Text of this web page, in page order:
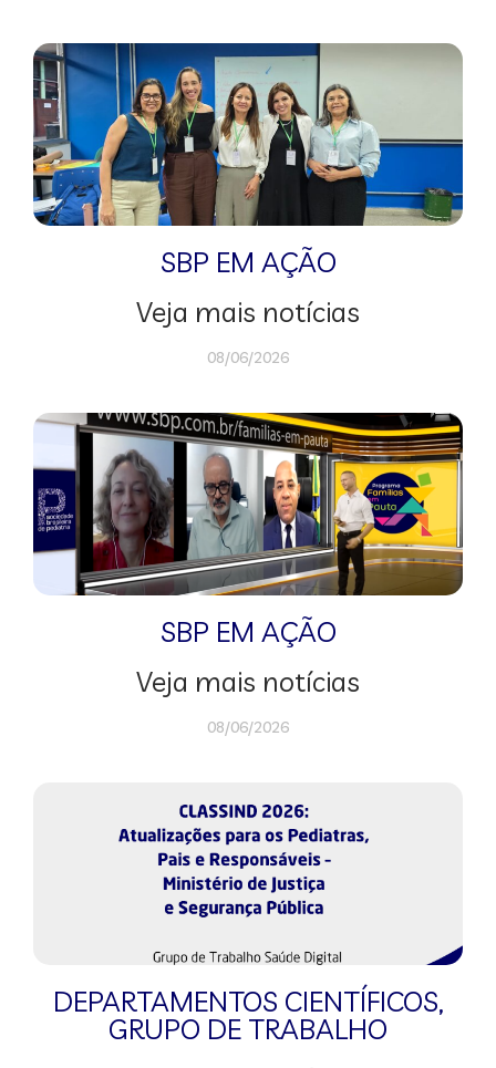
SBP EM AÇÃO
Veja mais notícias
08/06/2026
SBP EM AÇÃO
Veja mais notícias
08/06/2026
DEPARTAMENTOS CIENTÍFICOS,
GRUPO DE TRABALHO